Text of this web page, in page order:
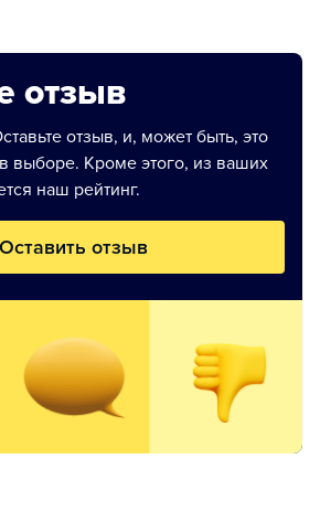
отзыв
отзыв, и, может быть, это
выборе. Кроме этого, из ваших
наш рейтинг.
Оставить отзыв